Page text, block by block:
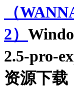
（
2）
2.5-pro-
资源下载